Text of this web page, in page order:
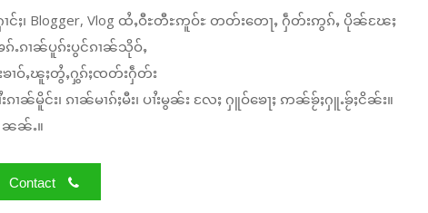
င်ႈ၊ Blogger, Vlog ထႆႇဝီႊတီႊဢူဝ်ႊ တတ်းတေႃႇ ႁဵတ်းဢွၵ်ႇ ပိုၼ်ၽႄႈ
ႉၵၢၼ်ပူၵ်းပွင်ၵၢၼ်သိုဝ်ႇ
ၢဝ်ႇၽူႈတွႆႇႁွၵ်ႈၸတ်းႁဵတ်း
ၼ်မိူင်း၊ ၵၢၼ်မၢၵ်ႈမီး၊ ပၢႆးမွၼ်း လႄႈ ႁူဝ်ၶေႃႈ ဢၼ်ၶႂ်ႈႁူႉၶႂ်ႈငိၼ်း။
ၼၼ်ႉ။
Contact